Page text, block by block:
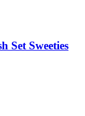
Set Sweeties